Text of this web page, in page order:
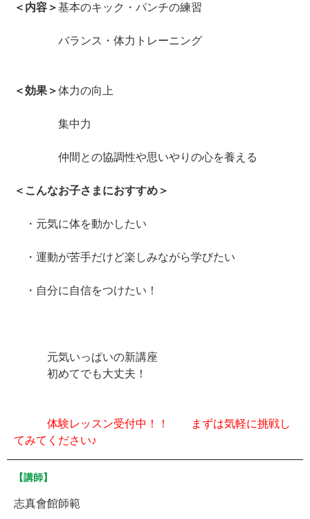
＜内容＞基本のキック・パンチの練習
バランス・体力トレーニング
＜効果＞体力の向上
集中力
仲間との協調性や思いやりの心を養える
＜こんなお子さまにおすすめ＞
・元気に体を動かしたい
・運動が苦手だけど楽しみながら学びたい
・自分に自信をつけたい！
元気いっぱいの新講座
初めてでも大丈夫！
体験レッスン受付中！！ まずは気軽に挑戦し
てみてください♪
【講師】
志真會館師範